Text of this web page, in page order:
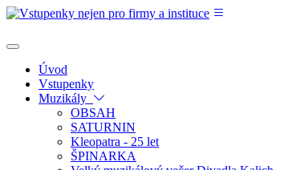
Úvod
Vstupenky
Muzikály
OBSAH
SATURNIN
Kleopatra - 25 let
ŠPINARKA